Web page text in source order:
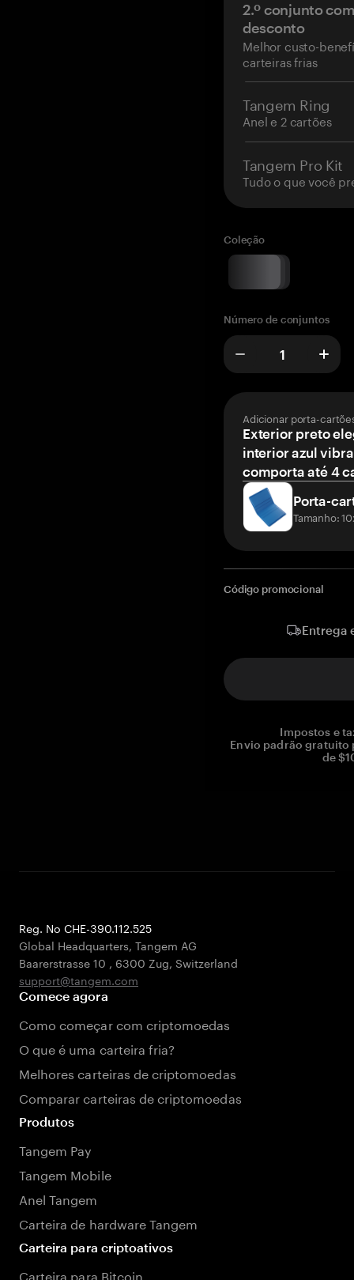
2.º conjunto
desconto
Melhor custo-
carteiras frias
Tangem Ring
Anel e 2 cartões
Tangem Pro Kit
Tudo o que você
Coleção
Número de conjuntos
Adicionar porta-
Exterior preto
interior azul
comporta até 4
Porta-
Tamanho:
Código promocional
Entrega
Impostos e
Envio padrão gratuito
de
Reg. No CHE-390.112.525
Global Headquarters, Tangem AG
Baarerstrasse 10 , 6300 Zug, Switzerland
support@tangem.com
Comece agora
Como começar com criptomoedas
O que é uma carteira fria?
Melhores carteiras de criptomoedas
Comparar carteiras de criptomoedas
Produtos
Tangem Pay
Tangem Mobile
Anel Tangem
Carteira de hardware Tangem
Carteira para criptoativos
Carteira para Bitcoin